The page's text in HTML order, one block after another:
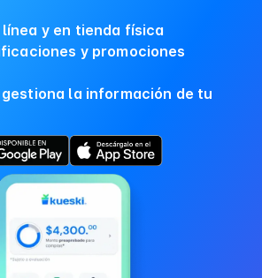
línea y en tienda física
y promociones
la información de tu